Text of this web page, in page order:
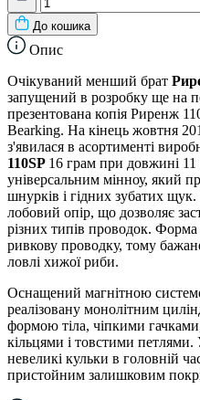
До кошика
Опис
Очікуваний менший брат
запущений в розробку ще на
презентована копія Риренж
Bearking. На кінець жовтня
з'явилася в асортименті
110SP 16 грам при довжині
універсальним мінноу, який
шнурків і гідних зубатих
лобовий опір, що дозволяє
різних типів проводок. Форма
ривкову проводку, тому
ловлі хижої риби.
Оснащений магнітною
реалізовану монолітним
формою тіла, чіпкими
кільцями і товстими
невеликі кульки в головній
пристойним залишковим